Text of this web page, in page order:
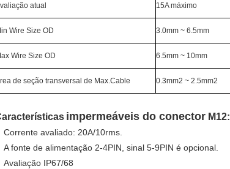
atual 15A máximo
Wire Size OD 3.0mm ~ 6.5mm
Wire Size OD 6.5mm ~ 10mm
de seção transversal de Max.Cable 0.3mm2 ~ 2.5mm2
impermeáveis do conector M12:
Corrente avaliado: 20A/10rms.
A fonte de alimentação 2-4PIN, sinal 5-9PIN é opcional.
Avaliação IP67/68